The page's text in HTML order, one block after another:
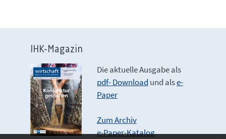
IHK-Magazin
Die aktuelle Ausgabe als
pdf- Download und alse-
Paper
Zum Archiv
e-Paper-Katalog